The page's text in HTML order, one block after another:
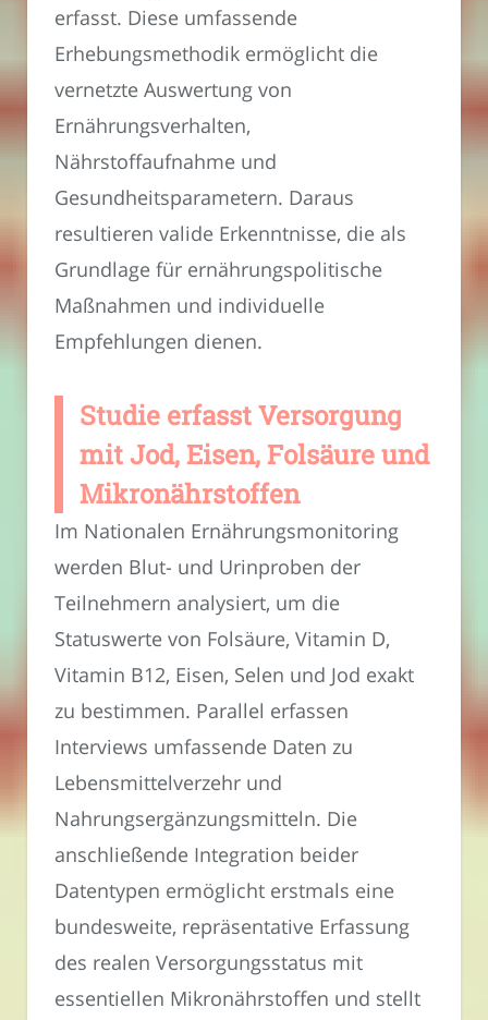
erfasst. Diese umfassende
Erhebungsmethodik ermöglicht die
vernetzte Auswertung von
Ernährungsverhalten,
Nährstoffaufnahme und
Gesundheitsparametern. Daraus
resultieren valide Erkenntnisse, die als
Grundlage für ernährungspolitische
Maßnahmen und individuelle
Empfehlungen dienen.
Studie erfasst Versorgung
mit Jod, Eisen, Folsäure und
Mikronährstoffen
Im Nationalen Ernährungsmonitoring
werden Blut- und Urinproben der
Teilnehmern analysiert, um die
Statuswerte von Folsäure, Vitamin D,
Vitamin B12, Eisen, Selen und Jod exakt
zu bestimmen. Parallel erfassen
Interviews umfassende Daten zu
Lebensmittelverzehr und
Nahrungsergänzungsmitteln. Die
anschließende Integration beider
Datentypen ermöglicht erstmals eine
bundesweite, repräsentative Erfassung
des realen Versorgungsstatus mit
essentiellen Mikronährstoffen und stellt